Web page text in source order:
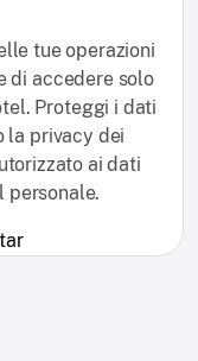
tue operazioni
di accedere solo
Proteggi i dati
la privacy dei
ai dati
personale.